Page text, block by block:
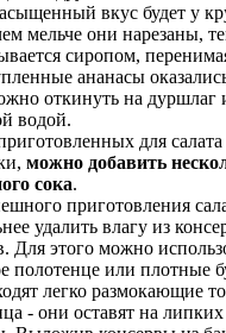
вкус будет у
мельче они нарезаны,
сиропом,
ананасы
откинуть на дуршлаг
водой.
для салата
можно добавить
сока.
приготовления
удалить влагу из
Для этого можно
полотенце или плотные
легко размокающие
- они оставят на